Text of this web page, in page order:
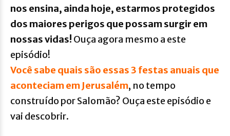
nos ensina, ainda hoje, estarmos protegidos
dos maiores perigos que possam surgir em
nossas vidas! Ouça agora mesmo a este
episódio!
Você sabe quais são essas 3 festas anuais que
aconteciam em Jerusalém, no tempo
construído por Salomão? Ouça este episódio e
vai descobrir.